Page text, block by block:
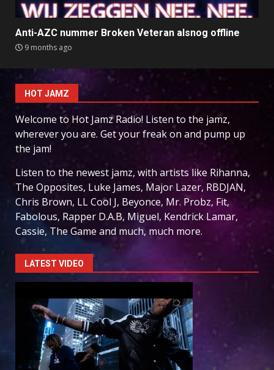
Anti-AZC nummer Broken Veteran alsnog offline
9 months ago
HOT JAMZ
Welcome to Hot Jamz Radio! Listen to the jamz,
wherever you are. Get your freak on and pump up
the jam!
Listen to the newest jamz, with artists like Rihanna,
The Opposites, Luke James, Major Lazer, RBDJAN,
Chris Brown, LL Cool J, Beyonce, Mr. Probz, Fit,
Fabolous, Rapper D.A.B, Miguel, Kendrick Lamar,
Cassie, The Game and much, much more.
LATEST VIDEO